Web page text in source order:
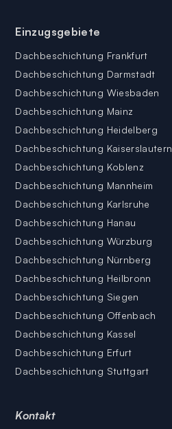
Einzugsgebiete
Dachbeschichtung Frankfurt
Dachbeschichtung Darmstadt
Dachbeschichtung Wiesbaden
Dachbeschichtung Mainz
Dachbeschichtung Heidelberg
Dachbeschichtung Kaiserslautern
Dachbeschichtung Koblenz
Dachbeschichtung Mannheim
Dachbeschichtung Karlsruhe
Dachbeschichtung Hanau
Dachbeschichtung Würzburg
Dachbeschichtung Nürnberg
Dachbeschichtung Heilbronn
Dachbeschichtung Siegen
Dachbeschichtung Offenbach
Dachbeschichtung Kassel
Dachbeschichtung Erfurt
Dachbeschichtung Stuttgart
Kontakt